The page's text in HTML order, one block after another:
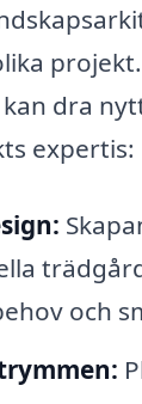
dra
expertis:
och